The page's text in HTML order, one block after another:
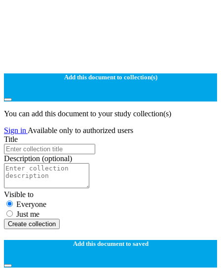
Add this document to collection(s)
You can add this document to your study collection(s)
Sign in Available only to authorized users
Title
Description (optional)
Visible to
Everyone
Just me
Create collection
Add this document to saved